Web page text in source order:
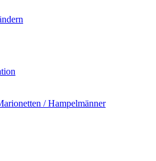
/ Hampelmänner